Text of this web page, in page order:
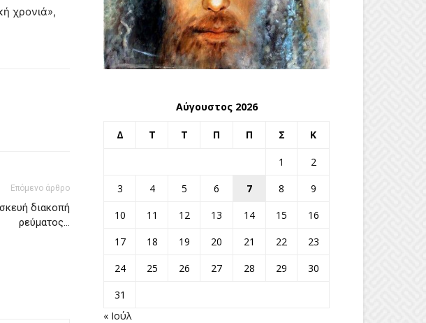
χρονιά»,
Επόμενο άρθρο
διακοπή
ρεύματος…
Αύγουστος 2026
Δ Τ Τ Π Π Σ Κ
1
2
3
4 5 6 7 8
9
10
11 12 13 14 15
16
17
18 19 20 21 22
23
24
25 26 27 28 29
30
31
« Ιούλ